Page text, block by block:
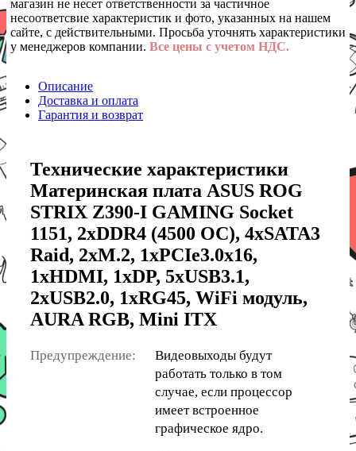
магазин не несет ответственности за частичное
несоответсвие характеристик и фото, указанных на нашем
сайте, с действительными. Просьба уточнять характеристики
у менеджеров компании. Все цены с учетом НДС.
Описание
Доставка и оплата
Гарантия и возврат
Технические характеристики
Материнская плата ASUS ROG
STRIX Z390-I GAMING Socket
1151, 2xDDR4 (4500 OC), 4xSATA3
Raid, 2xM.2, 1xPCIe3.0x16,
1xHDMI, 1xDP, 5xUSB3.1,
2xUSB2.0, 1xRG45, WiFi модуль,
AURA RGB, Mini ITX
Предупреждение:
Видеовыходы будут
работать только в том
случае, если процессор
имеет встроенное
графическое ядро.